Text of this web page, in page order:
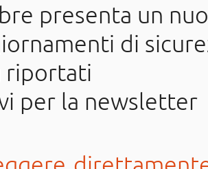
presenta un
di
riportati
per la newsletter